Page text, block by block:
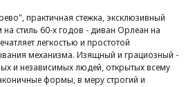
практичная стежка, эксклюзивный
стиль 60-х годов - диван Орлеан на
легкостью и простотой
механизма. Изящный и грациозный -
и независимых людей, открытых всему
формы, в меру строгий и